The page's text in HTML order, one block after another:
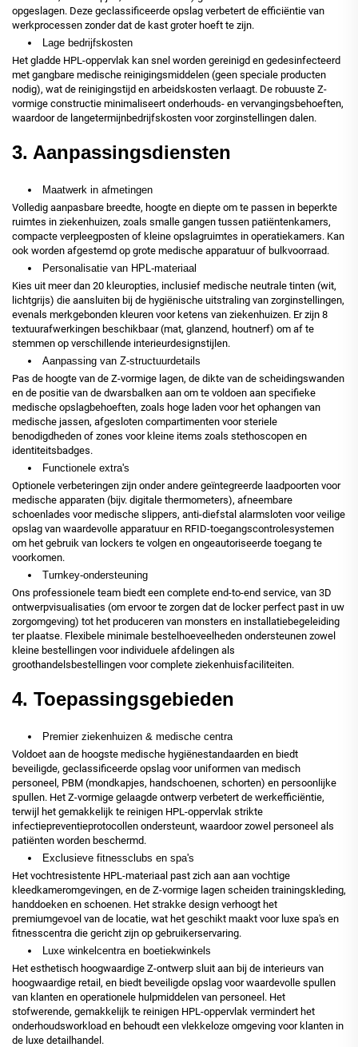
opgeslagen. Deze geclassificeerde opslag verbetert de efficiëntie van
werkprocessen zonder dat de kast groter hoeft te zijn.
Lage bedrijfskosten
Het gladde HPL-oppervlak kan snel worden gereinigd en gedesinfecteerd
met gangbare medische reinigingsmiddelen (geen speciale producten
nodig), wat de reinigingstijd en arbeidskosten verlaagt. De robuuste Z-
vormige constructie minimaliseert onderhouds- en vervangingsbehoeften,
waardoor de langetermijnbedrijfskosten voor zorginstellingen dalen.
3. Aanpassingsdiensten
Maatwerk in afmetingen
Volledig aanpasbare breedte, hoogte en diepte om te passen in beperkte
ruimtes in ziekenhuizen, zoals smalle gangen tussen patiëntenkamers,
compacte verpleegposten of kleine opslagruimtes in operatiekamers. Kan
ook worden afgestemd op grote medische apparatuur of bulkvoorraad.
Personalisatie van HPL-materiaal
Kies uit meer dan 20 kleuropties, inclusief medische neutrale tinten (wit,
lichtgrijs) die aansluiten bij de hygiënische uitstraling van zorginstellingen,
evenals merkgebonden kleuren voor ketens van ziekenhuizen. Er zijn 8
textuurafwerkingen beschikbaar (mat, glanzend, houtnerf) om af te
stemmen op verschillende interieurdesignstijlen.
Aanpassing van Z-structuurdetails
Pas de hoogte van de Z-vormige lagen, de dikte van de scheidingswanden
en de positie van de dwarsbalken aan om te voldoen aan specifieke
medische opslagbehoeften, zoals hoge laden voor het ophangen van
medische jassen, afgesloten compartimenten voor steriele
benodigdheden of zones voor kleine items zoals stethoscopen en
identiteitsbadges.
Functionele extra's
Optionele verbeteringen zijn onder andere geïntegreerde laadpoorten voor
medische apparaten (bijv. digitale thermometers), afneembare
schoenlades voor medische slippers, anti-diefstal alarmsloten voor veilige
opslag van waardevolle apparatuur en RFID-toegangscontrolesystemen
om het gebruik van lockers te volgen en ongeautoriseerde toegang te
voorkomen.
Turnkey-ondersteuning
Ons professionele team biedt een complete end-to-end service, van 3D
ontwerpvisualisaties (om ervoor te zorgen dat de locker perfect past in uw
zorgomgeving) tot het produceren van monsters en installatiebegeleiding
ter plaatse. Flexibele minimale bestelhoeveelheden ondersteunen zowel
kleine bestellingen voor individuele afdelingen als
groothandelsbestellingen voor complete ziekenhuisfaciliteiten.
4. Toepassingsgebieden
Premier ziekenhuizen & medische centra
Voldoet aan de hoogste medische hygiënestandaarden en biedt
beveiligde, geclassificeerde opslag voor uniformen van medisch
personeel, PBM (mondkapjes, handschoenen, schorten) en persoonlijke
spullen. Het Z-vormige gelaagde ontwerp verbetert de werkefficiëntie,
terwijl het gemakkelijk te reinigen HPL-oppervlak strikte
infectiepreventieprotocollen ondersteunt, waardoor zowel personeel als
patiënten worden beschermd.
Exclusieve fitnessclubs en spa's
Het vochtresistente HPL-materiaal past zich aan aan vochtige
kleedkameromgevingen, en de Z-vormige lagen scheiden trainingskleding,
handdoeken en schoenen. Het strakke design verhoogt het
premiumgevoel van de locatie, wat het geschikt maakt voor luxe spa's en
fitnesscentra die gericht zijn op gebruikerservaring.
Luxe winkelcentra en boetiekwinkels
Het esthetisch hoogwaardige Z-ontwerp sluit aan bij de interieurs van
hoogwaardige retail, en biedt beveiligde opslag voor waardevolle spullen
van klanten en operationele hulpmiddelen van personeel. Het
stofwerende, gemakkelijk te reinigen HPL-oppervlak vermindert het
onderhoudsworkload en behoudt een vlekkeloze omgeving voor klanten in
de luxe detailhandel.